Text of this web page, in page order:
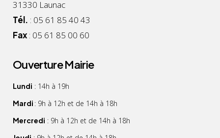
31330 Launac
Tél. : 05 61 85 40 43
Fax: 05 61 85 00 60
Ouverture Mairie
Lundi : 14h à 19h
Mardi : 9h à 12h et de 14h à 18h
Mercredi : 9h à 12h et de 14h à 18h